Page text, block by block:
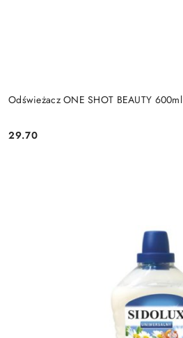
Odświeżacz ONE SHOT BEAUTY 600ml
Cena:
29.70